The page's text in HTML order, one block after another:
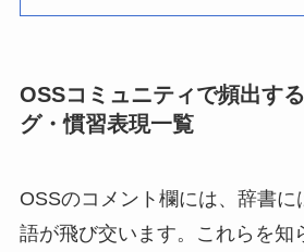
OSSコミュニティで頻出す
グ・慣習表現一覧
OSSのコメント欄には、辞書に
語が飛び交います。これらを知